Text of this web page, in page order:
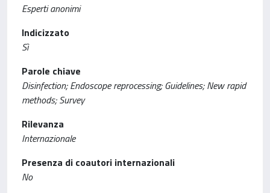
Esperti anonimi
Indicizzato
Sì
Parole chiave
Disinfection; Endoscope reprocessing; Guidelines; New rapid
methods; Survey
Rilevanza
Internazionale
Presenza di coautori internazionali
No